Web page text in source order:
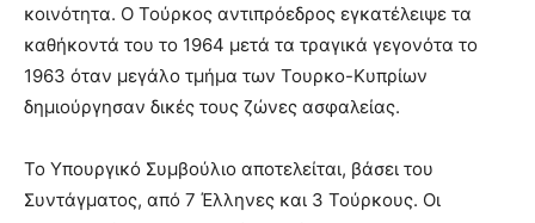
κοινότητα. Ο Τούρκος αντιπρόεδρος εγκατέλειψε τα
καθήκοντά του το 1964 μετά τα τραγικά γεγονότα το
1963 όταν μεγάλο τμήμα των Τουρκο-Κυπρίων
δημιούργησαν δικές τους ζώνες ασφαλείας.
Το Υπουργικό Συμβούλιο αποτελείται, βάσει του
Συντάγματος, από 7 Έλληνες και 3 Τούρκους. Οι